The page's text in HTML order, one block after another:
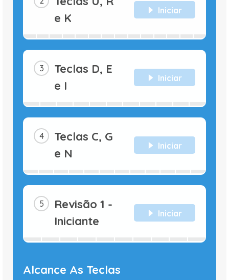
e K
Iniciar
Teclas D, E
e I
Iniciar
Teclas C, G
e N
Iniciar
Revisão 1 -
Iniciante
Iniciar
Alcance As Teclas